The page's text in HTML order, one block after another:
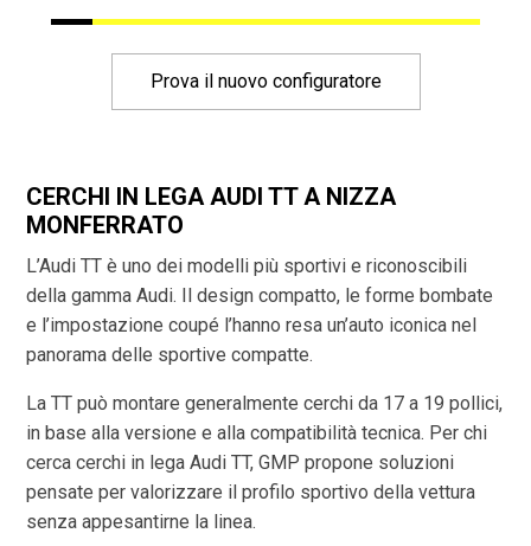
Prova il nuovo configuratore
CERCHI IN LEGA AUDI TT A NIZZA
MONFERRATO
L’Audi TT è uno dei modelli più sportivi e riconoscibili
della gamma Audi. Il design compatto, le forme bombate
e l’impostazione coupé l’hanno resa un’auto iconica nel
panorama delle sportive compatte.
La TT può montare generalmente cerchi da 17 a 19 pollici,
in base alla versione e alla compatibilità tecnica. Per chi
cerca cerchi in lega Audi TT, GMP propone soluzioni
pensate per valorizzare il profilo sportivo della vettura
senza appesantirne la linea.